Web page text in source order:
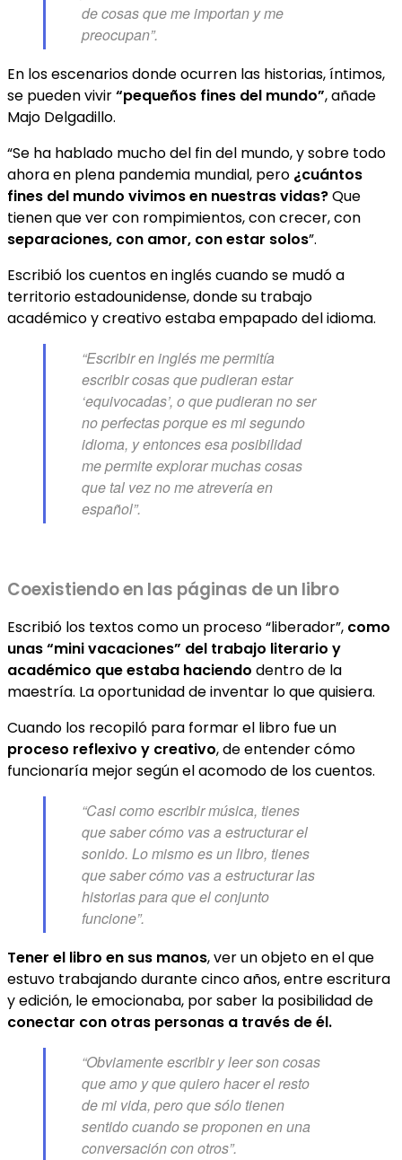
de cosas que me importan y me
preocupan”.
En los escenarios donde ocurren las historias, íntimos,
se pueden vivir“pequeños fines del mundo”, añade
Majo Delgadillo.
“Se ha hablado mucho del fin del mundo, y sobre todo
ahora en plena pandemia mundial, pero ¿cuántos
fines del mundo vivimos en nuestras vidas?Que
tienen que ver con rompimientos, con crecer, con
separaciones, con amor, con estar solos”.
Escribió los cuentos en inglés cuando se mudó a
territorio estadounidense, donde su trabajo
académico y creativo estaba empapado del idioma.
“Escribir en inglés me permitía
escribir cosas que pudieran estar
‘equivocadas’, o que pudieran no ser
no perfectas porque es mi segundo
idioma, y entonces esa posibilidad
me permite explorar muchas cosas
que tal vez no me atrevería en
español”.
Coexistiendo en las páginas de un libro
Escribió los textos como un proceso “liberador”, como
unas “mini vacaciones” del trabajo literario y
académico que estaba haciendo dentro de la
maestría. La oportunidad de inventar lo que quisiera.
Cuando los recopiló para formar el libro fue un
proceso reflexivo y creativo, de entender cómo
funcionaría mejor según el acomodo de los cuentos.
“Casi como escribir música, tienes
que saber cómo vas a estructurar el
sonido. Lo mismo es un libro, tienes
que saber cómo vas a estructurar las
historias para que el conjunto
funcione”.
Tener el libro en sus manos, ver un objeto en el que
estuvo trabajando durante cinco años, entre escritura
y edición, le emocionaba, por saber la posibilidad de
conectar con otras personas a través de él.
“Obviamente escribir y leer son cosas
que amo y que quiero hacer el resto
de mi vida, pero que sólo tienen
sentido cuando se proponen en una
conversación con otros”.